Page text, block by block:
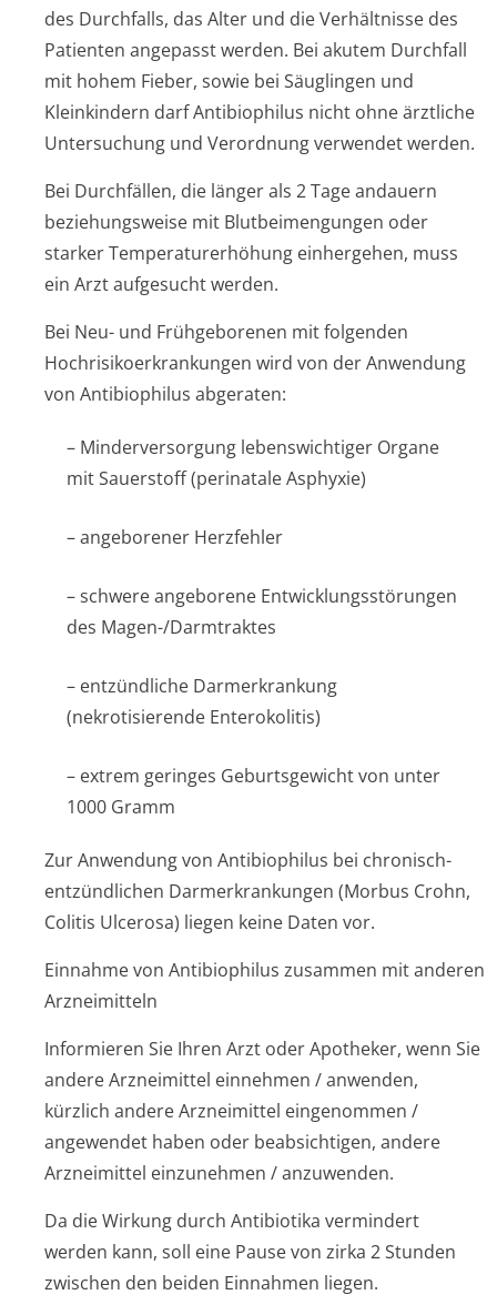
des Durchfalls, das Alter und die Verhältnisse des
Patienten angepasst werden. Bei akutem Durchfall
mit hohem Fieber, sowie bei Säuglingen und
Kleinkindern darf Antibiophilus nicht ohne ärztliche
Untersuchung und Verordnung verwendet werden.
Bei Durchfällen, die länger als 2 Tage andauern
beziehungsweise mit Blutbeimengungen oder
starker Temperaturerhöhung einhergehen, muss
ein Arzt aufgesucht werden.
Bei Neu- und Frühgeborenen mit folgenden
Hochrisikoerkran­kungen wird von der Anwendung
von Antibiophilus abgeraten:
– Minderversorgung lebenswichtiger Organe
mit Sauerstoff (perinatale Asphyxie)
– angeborener Herzfehler
– schwere angeborene Entwicklungsstörun­gen
des Magen-/Darmtraktes
– entzündliche Darmerkrankung
(nekrotisierende Enterokolitis)
– extrem geringes Geburtsgewicht von unter
1000 Gramm
Zur Anwendung von Antibiophilus bei chronisch-
entzündlichen Darmerkrankungen (Morbus Crohn,
Colitis Ulcerosa) liegen keine Daten vor.
Einnahme von Antibiophilus zusammen mit anderen
Arzneimitteln
Informieren Sie Ihren Arzt oder Apotheker, wenn Sie
andere Arzneimittel einnehmen / anwenden,
kürzlich andere Arzneimittel eingenommen /
angewendet haben oder beabsichtigen, andere
Arzneimittel einzunehmen / anzuwenden.
Da die Wirkung durch Antibiotika vermindert
werden kann, soll eine Pause von zirka 2 Stunden
zwischen den beiden Einnahmen liegen.